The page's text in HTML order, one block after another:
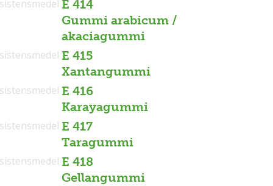
E 414
Gummi arabicum /
akaciagummi
E 415
Xantangummi
E 416
Karayagummi
E 417
Taragummi
E 418
Gellangummi